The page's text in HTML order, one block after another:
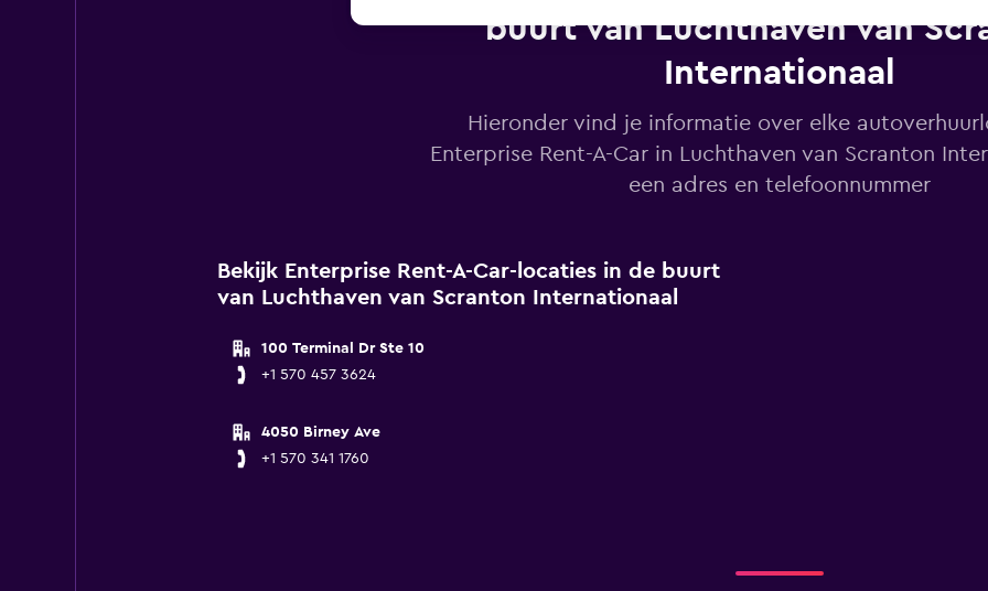
buurt van Luchthaven van
Internationaal
Hieronder vind je informatie over elke
Enterprise Rent-A-Car in Luchthaven van Scranton
een adres en telefoonnummer
Bekijk Enterprise Rent-A-Car-locaties in de buurt
van Luchthaven van Scranton Internationaal
100 Terminal Dr Ste 10
+1 570 457 3624
4050 Birney Ave
+1 570 341 1760